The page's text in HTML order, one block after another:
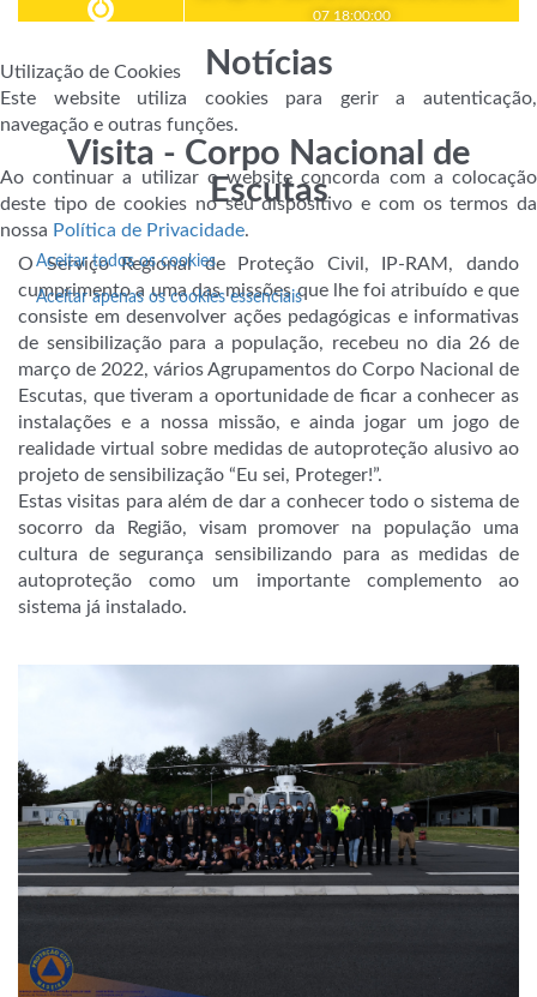
07 18:00:00
Notícias
Visita - Corpo Nacional de
Escutas
O Serviço Regional de Proteção Civil, IP-RAM, dando
cumprimento a uma das missões que lhe foi atribuído e que
consiste em desenvolver ações pedagógicas e informativas
de sensibilização para a população, recebeu no dia 26 de
março de 2022, vários Agrupamentos do Corpo Nacional de
Escutas, que tiveram a oportunidade de ficar a conhecer as
instalações e a nossa missão, e ainda jogar um jogo de
realidade virtual sobre medidas de autoproteção alusivo ao
projeto de sensibilização “Eu sei, Proteger!”.
Estas visitas para além de dar a conhecer todo o sistema de
socorro da Região, visam promover na população uma
cultura de segurança sensibilizando para as medidas de
autoproteção como um importante complemento ao
sistema já instalado.
Utilização de Cookies
Este website utiliza cookies para gerir a autenticação,
navegação e outras funções.
Ao continuar a utilizar o website concorda com a colocação
deste tipo de cookies no seu dispositivo e com os termos da
nossa Política de Privacidade.
Aceitar todos os cookies
Aceitar apenas os cookies essenciais